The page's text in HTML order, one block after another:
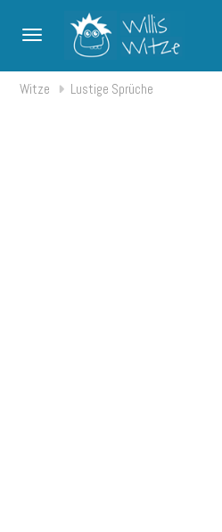
Toggle navigation
Witze Lustige Sprüche